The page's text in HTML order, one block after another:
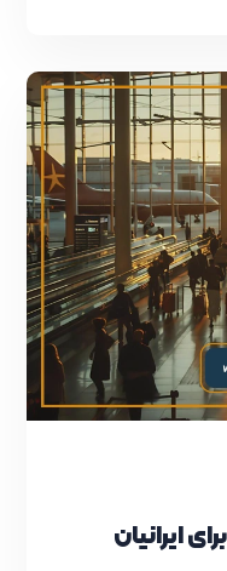
ایرانیان